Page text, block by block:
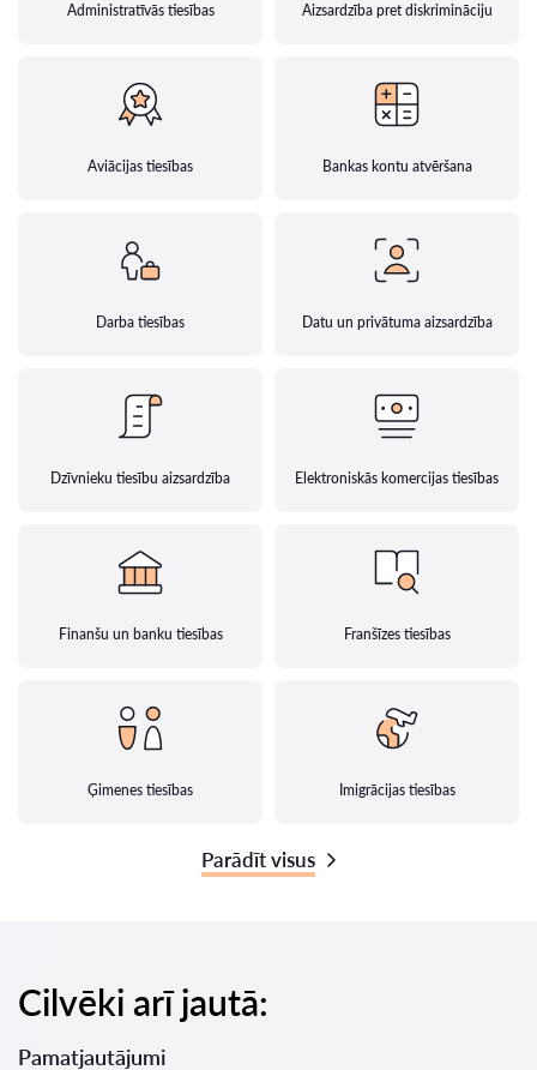
Administratīvās tiesības Aizsardzība pret diskrimināciju
Aviācijas tiesības Bankas kontu atvēršana
Darba tiesības Datu un privātuma aizsardzība
Dzīvnieku tiesību aizsardzība Elektroniskās komercijas tiesības
Finanšu un banku tiesības Franšīzes tiesības
Ģimenes tiesības Imigrācijas tiesības
Parādīt visus
Cilvēki arī jautā:
Pamatjautājumi